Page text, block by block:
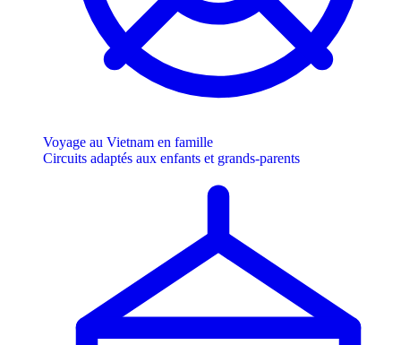
Voyage au Vietnam en famille
Circuits adaptés aux enfants et grands-parents